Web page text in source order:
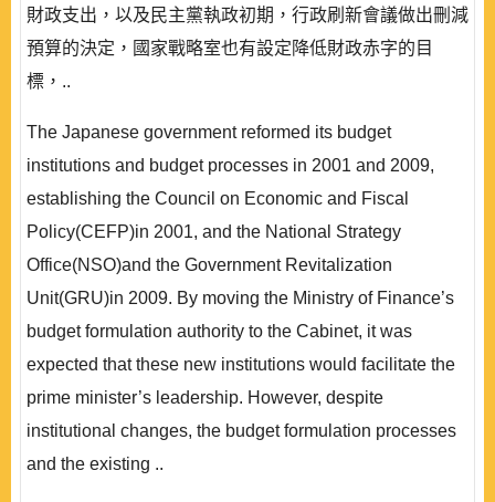
財政支出，以及民主黨執政初期，行政刷新會議做出刪減
預算的決定，國家戰略室也有設定降低財政赤字的目
標，..
The Japanese government reformed its budget
institutions and budget processes in 2001 and 2009,
establishing the Council on Economic and Fiscal
Policy(CEFP)in 2001, and the National Strategy
Office(NSO)and the Government Revitalization
Unit(GRU)in 2009. By moving the Ministry of Finance’s
budget formulation authority to the Cabinet, it was
expected that these new institutions would facilitate the
prime minister’s leadership. However, despite
institutional changes, the budget formulation processes
and the existing ..